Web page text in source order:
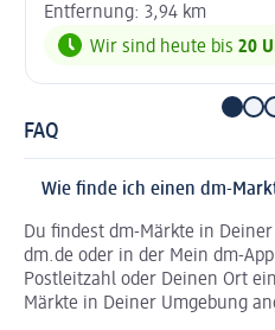
Entfernung: 3,94 km
Wir sind heute bis 20
FAQ
Wie finde ich einen dm-
Du findest dm-Märkte in
dm.de oder in der Mein dm-
Postleitzahl oder Deinen Ort
Märkte in Deiner Umgebung